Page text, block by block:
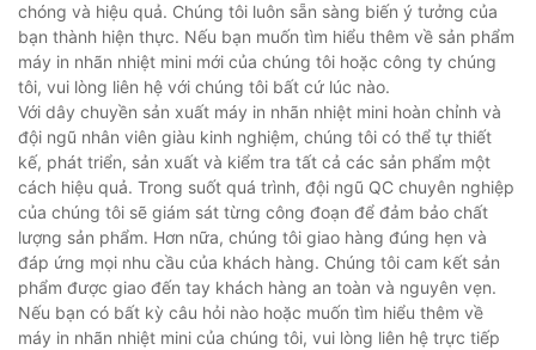
chóng và hiệu quả. Chúng tôi luôn sẵn sàng biến ý tưởng của
bạn thành hiện thực. Nếu bạn muốn tìm hiểu thêm về sản phẩm
máy in nhãn nhiệt mini mới của chúng tôi hoặc công ty chúng
tôi, vui lòng liên hệ với chúng tôi bất cứ lúc nào.
Với dây chuyền sản xuất máy in nhãn nhiệt mini hoàn chỉnh và
đội ngũ nhân viên giàu kinh nghiệm, chúng tôi có thể tự thiết
kế, phát triển, sản xuất và kiểm tra tất cả các sản phẩm một
cách hiệu quả. Trong suốt quá trình, đội ngũ QC chuyên nghiệp
của chúng tôi sẽ giám sát từng công đoạn để đảm bảo chất
lượng sản phẩm. Hơn nữa, chúng tôi giao hàng đúng hẹn và
đáp ứng mọi nhu cầu của khách hàng. Chúng tôi cam kết sản
phẩm được giao đến tay khách hàng an toàn và nguyên vẹn.
Nếu bạn có bất kỳ câu hỏi nào hoặc muốn tìm hiểu thêm về
máy in nhãn nhiệt mini của chúng tôi, vui lòng liên hệ trực tiếp